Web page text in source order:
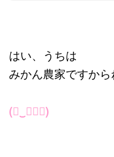
はい、うちは
みかん農家ですから
(◡‿◡ฺ✿)